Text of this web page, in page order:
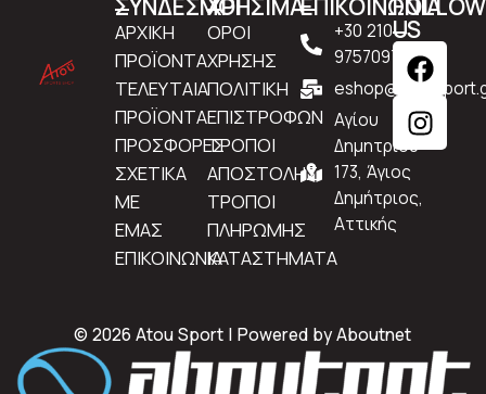
ΣΥΝΔΕΣΜΟΙ
ΑΡΧΙΚΗ
ΠΡΟΪΟΝΤΑ
ΤΕΛΕΥΤΑΙΑ
ΠΡΟΪΟΝΤΑ
ΠΡΟΣΦΟΡΕΣ
ΣΧΕΤΙΚΑ
ΜΕ
ΕΜΑΣ
ΕΠΙΚΟΙΝΩΝΙΑ
ΧΡΗΣΙΜΑ
ΟΡΟΙ
ΧΡΗΣΗΣ
ΠΟΛΙΤΙΚΗ
ΕΠΙΣΤΡΟΦΩΝ
ΤΡΟΠΟΙ
ΑΠΟΣΤΟΛΗΣ
ΤΡΟΠΟΙ
ΠΛΗΡΩΜΗΣ
ΚΑΤΑΣΤΗΜΑΤΑ
ΕΠΙΚΟΙΝΩΝΙΑ
+30 210
9757097
Αγίου
Δημητρίου
173, Άγιος
Δημήτριος,
Αττικής
FOLLOW
US
© 2026 Atou Sport | Powered byAboutnet